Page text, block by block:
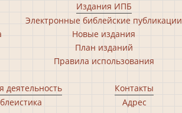
Издания ИПБ
Электронные библейские публикации
Новые издания
План изданий
Правила использования
деятельность
Контакты
Адрес